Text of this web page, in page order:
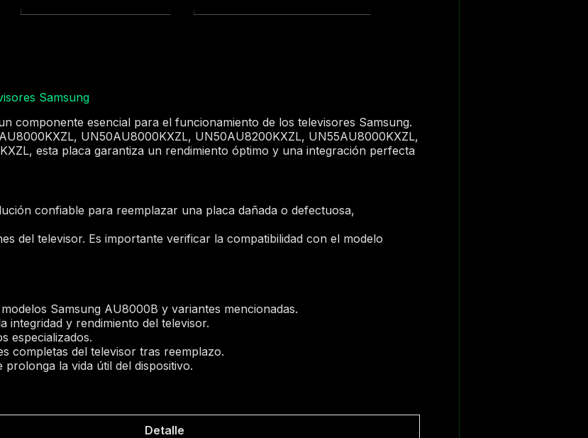
Samsung
componente esencial para el funcionamiento de los televisores Samsung.
UN50AU8000KXZL, UN50AU8200KXZL, UN55AU8000KXZL,
esta placa garantiza un rendimiento óptimo y una integración perfecta
confiable para reemplazar una placa dañada o defectuosa,
del televisor. Es importante verificar la compatibilidad con el modelo
Samsung AU8000B y variantes mencionadas.
integridad y rendimiento del televisor.
especializados.
completas del televisor tras reemplazo.
prolonga la vida útil del dispositivo.
Detalle